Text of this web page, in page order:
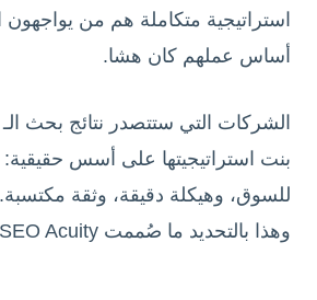
استراتيجية متكاملة هم من يواجهون
أساس عملهم كان هشا.
بنت استراتيجيتها على أسس
للسوق، وهيكلة دقيقة، وثقة مكتسبة.
وهذا بالتحديد ما صُممت SEO Acuity للقيام به.